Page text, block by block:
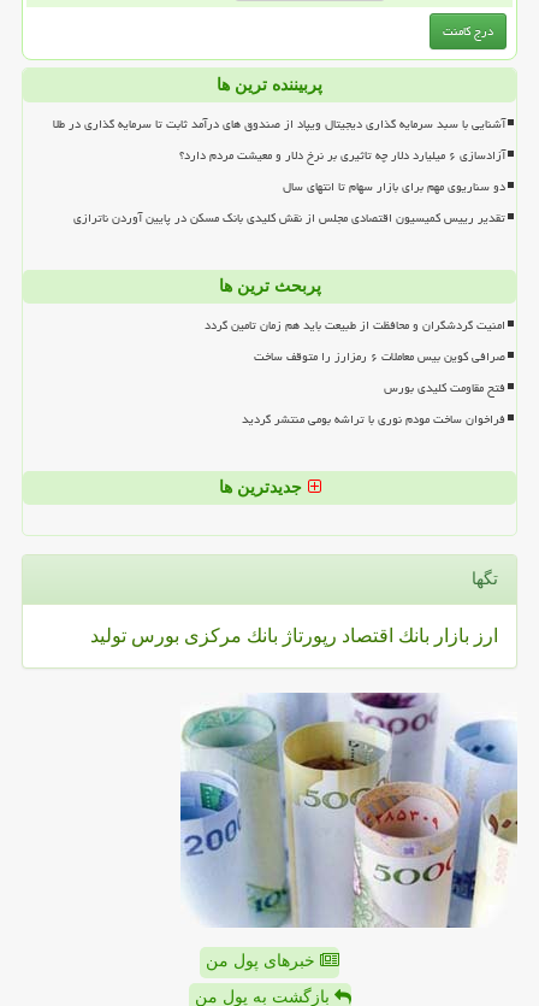
پربیننده ترین ها
آشنایی با سبد سرمایه گذاری دیجیتال ویپاد از صندوق های درآمد ثابت تا سرمایه گذاری در طلا
آزادسازی ۶ میلیارد دلار چه تاثیری بر نرخ دلار و معیشت مردم دارد؟
دو سناریوی مهم برای بازار سهام تا انتهای سال
تقدیر رییس کمیسیون اقتصادی مجلس از نقش کلیدی بانک مسکن در پایین آوردن ناترازی
پربحث ترین ها
امنیت گردشگران و محافظت از طبیعت باید هم زمان تامین گردد
صرافی کوین بیس معاملات ۶ رمزارز را متوقف ساخت
فتح مقاومت کلیدی بورس
فراخوان ساخت مودم نوری با تراشه بومی منتشر گردید
جدیدترین ها
تگها
ارز بازار بانك اقتصاد رپورتاژ بانك مركزی بورس تولید
خبرهای پول من
بازگشت به پول من